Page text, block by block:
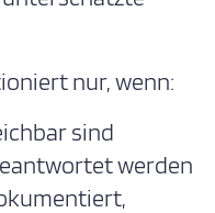
nur, wenn:
sind
werden